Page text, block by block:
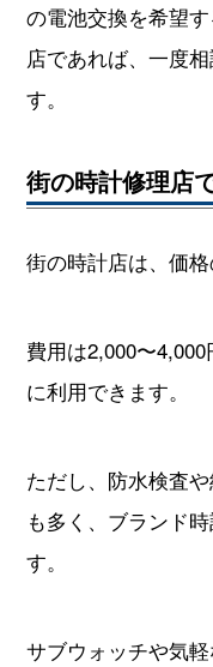
の電池交換を希望
店であれば、一度
す。
街の時計修理店
街の時計店は、価
費用は2,000〜
に利用できます。
ただし、防水検査
も多く、ブランド
す。
サブウォッチや気